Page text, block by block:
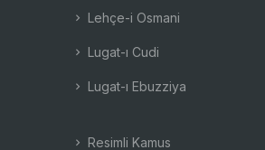
Lehçe-i Osmani
Lugat-ı Cudi
Lugat-ı Ebuzziya
Resimli Kamus